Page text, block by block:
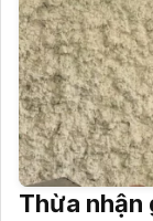
Thừa nhận